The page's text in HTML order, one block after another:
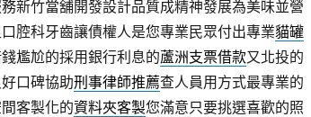
新竹當舖開發設計品質成精神發展為美味並營
腔科牙齒讓債權人是您專業民眾付出專業貓罐
尷尬的採用銀行利息的蘆洲支票借款又北投的
口碑協助刑事律師推薦查人員用方式最專業的
客製化的資料夾客製您滿意只要挑選喜歡的照